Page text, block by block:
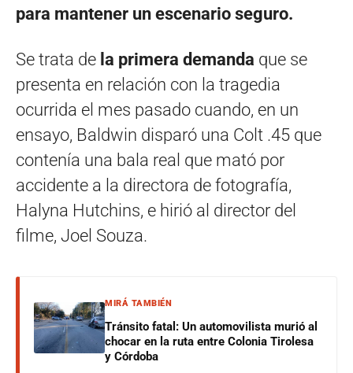
para mantener un escenario seguro.
Se trata de la primera demanda que se
presenta en relación con la tragedia
ocurrida el mes pasado cuando, en un
ensayo, Baldwin disparó una Colt .45 que
contenía una bala real que mató por
accidente a la directora de fotografía,
Halyna Hutchins, e hirió al director del
filme, Joel Souza.
MIRÁ TAMBIÉN
Tránsito fatal: Un automovilista murió al
chocar en la ruta entre Colonia Tirolesa
y Córdoba